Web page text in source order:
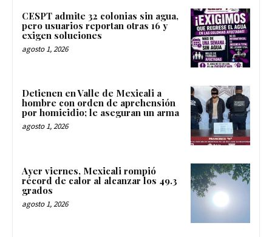
CESPT admite 32 colonias sin agua,
pero usuarios reportan otras 16 y
exigen soluciones
agosto 1, 2026
Detienen en Valle de Mexicali a
hombre con orden de aprehensión
por homicidio; le aseguran un arma
agosto 1, 2026
Ayer viernes, Mexicali rompió
récord de calor al alcanzar los 49.3
grados
agosto 1, 2026